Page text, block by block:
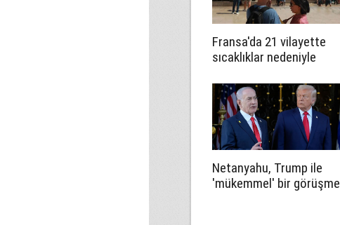
Fransa'da 21 vilayette
sıcaklıklar nedeniyle
Netanyahu, Trump ile
'mükemmel' bir görüşme